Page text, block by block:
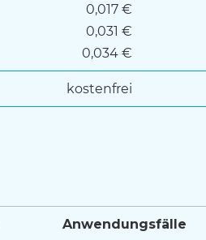
0,017 €
0,031 €
0,034 €
kostenfrei
Anwendungsfälle